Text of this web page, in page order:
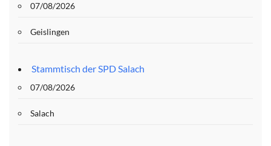
07/08/2026
Geislingen
Stammtisch der SPD Salach
07/08/2026
Salach